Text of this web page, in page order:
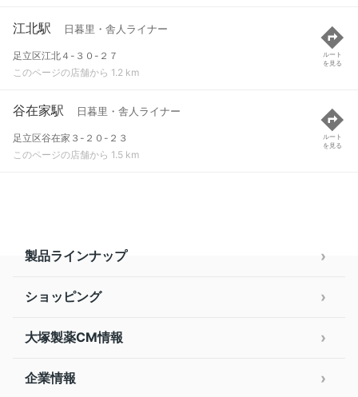
江北駅 日暮里・舎人ライナー
足立区江北４-３０-２７
このページの店舗から 1.2 km
ルート
を見る
谷在家駅 日暮里・舎人ライナー
足立区谷在家３-２０-２３
このページの店舗から 1.5 km
ルート
を見る
製品ラインナップ
ショッピング
大塚製薬CM情報
企業情報